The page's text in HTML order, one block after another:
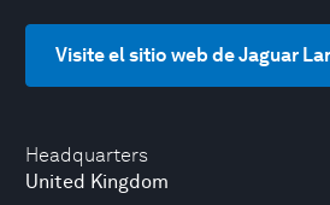
Headquarters
United Kingdom
Visite el sitio web de Jaguar